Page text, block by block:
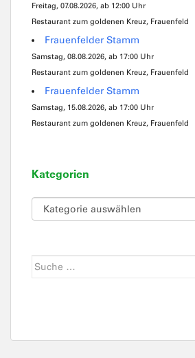
Freitag, 07.08.2026, ab 12:00 Uhr
Restaurant zum goldenen Kreuz, Frauenfeld
Frauenfelder Stamm
Samstag, 08.08.2026, ab 17:00 Uhr
Restaurant zum goldenen Kreuz, Frauenfeld
Frauenfelder Stamm
Samstag, 15.08.2026, ab 17:00 Uhr
Restaurant zum goldenen Kreuz, Frauenfeld
Kategorien
Kategorien
Suche